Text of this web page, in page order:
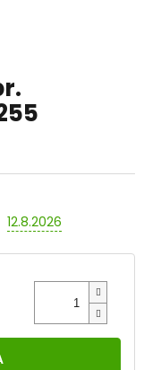
12.8.2026